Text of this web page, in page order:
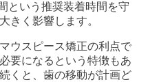
という推奨装着時間を守
きく影響します。
ウスピース矯正の利点で
要になるという特徴もあ
くと、歯の移動が計画ど